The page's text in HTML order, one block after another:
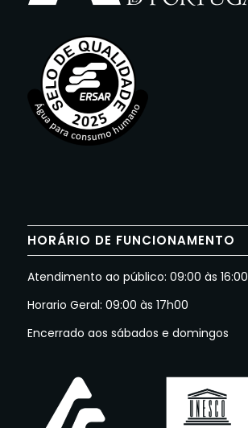
HORÁRIO DE FUNCIONAMENTO
Atendimento ao público: 09:00 às 16:00
Horario Geral: 09:00 às 17h00
Encerrado aos sábados e domingos